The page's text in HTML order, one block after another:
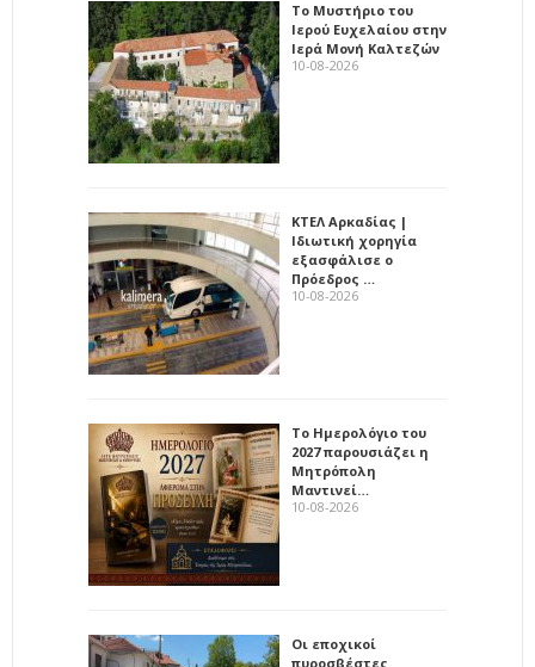
Το Μυστήριο του
Ιερού Ευχελαίου στην
Ιερά Μονή Καλτεζών
10-08-2026
ΚΤΕΛ Αρκαδίας |
Ιδιωτική χορηγία
εξασφάλισε ο
Πρόεδρος …
10-08-2026
Το Ημερολόγιο του
2027 παρουσιάζει η
Μητρόπολη
Μαντινεί…
10-08-2026
Οι εποχικοί
πυροσβέστες